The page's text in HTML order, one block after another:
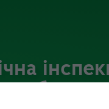
області